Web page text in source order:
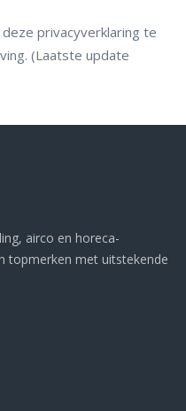
privacyverklaring te
(Laatste update
airco en horeca-
topmerken met uitstekende